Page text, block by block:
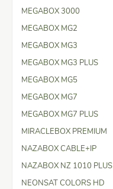
MEGABOX 3000
MEGABOX MG2
MEGABOX MG3
MEGABOX MG3 PLUS
MEGABOX MG5
MEGABOX MG7
MEGABOX MG7 PLUS
MIRACLEBOX PREMIUM
NAZABOX CABLE+IP
NAZABOX NZ 1010 PLUS
NEONSAT COLORS HD